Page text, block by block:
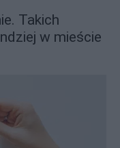
Takich
w mieście